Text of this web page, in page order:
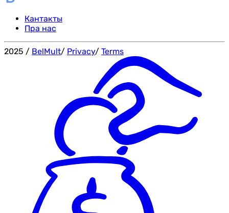
Кантакты
Пра нас
2025 / BelMult/ Privacy/ Terms